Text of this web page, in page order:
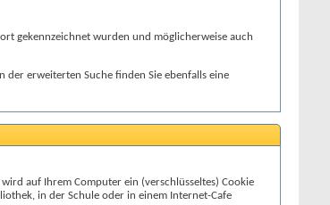
gekennzeichnet wurden und möglicherweise auch
erweiterten Suche finden Sie ebenfalls eine
auf Ihrem Computer ein (verschlüsseltes) Cookie
in der Schule oder in einem Internet-Cafe